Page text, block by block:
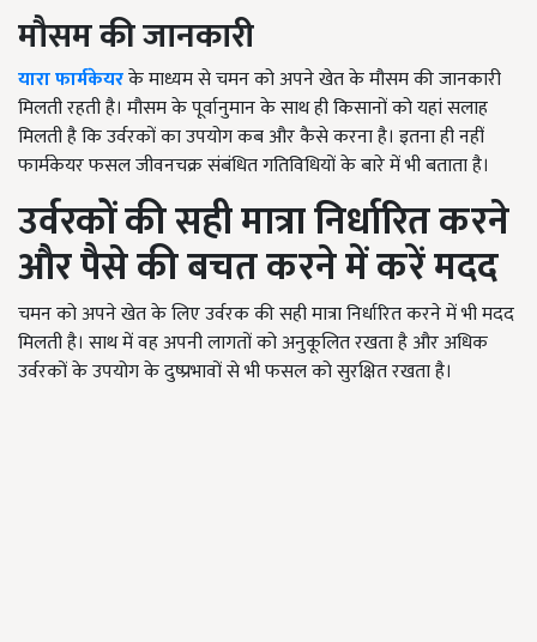
मौसमकीजानकारी
यारा फार्मकेयरके माध्यम से चमन को अपने खेत के मौसम की जानकारी
मिलती रहती है। मौसम के पूर्वानुमान के साथ ही किसानों को यहां सलाह
मिलती है कि उर्वरकों का उपयोग कब और कैसे करना है। इतना ही नहीं
फार्मकेयर फसल जीवनचक्र संबंधित गतिविधियों के बारे में भी बताता है।
उर्वरकोंकीसहीमात्रानिर्धारितकरने
औरपैसेकीबचतकरनेमेंकरेंमदद
चमन को अपने खेत के लिए उर्वरक की सही मात्रा निर्धारित करने में भी मदद
मिलती है। साथ में वह अपनी लागतों को अनुकूलित रखता है और अधिक
उर्वरकों के उपयोग के दुष्प्रभावों से भी फसल को सुरक्षित रखता है।